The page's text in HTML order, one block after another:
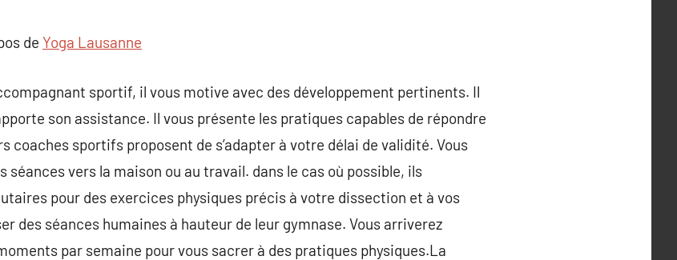
de Yoga Lausanne
sportif, il vous motive avec des développement pertinents. Il
son assistance. Il vous présente les pratiques capables de répondre
coaches sportifs proposent de s’adapter à votre délai de validité. Vous
séances vers la maison ou au travail. dans le cas où possible, ils
pour des exercices physiques précis à votre dissection et à vos
des séances humaines à hauteur de leur gymnase. Vous arriverez
par semaine pour vous sacrer à des pratiques physiques.La